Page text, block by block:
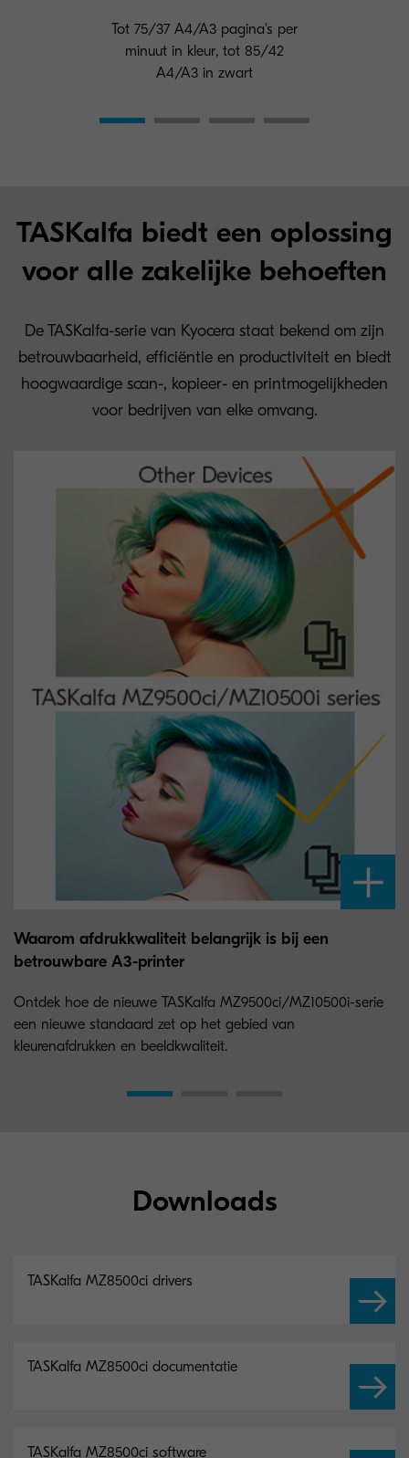
Tot 75/37 A4/A3 pagina's per
minuut in kleur, tot 85/42
A4/A3 in zwart
TASKalfa biedt een oplossing
voor alle zakelijke behoeften
De TASKalfa-serie van Kyocera staat bekend om zijn
betrouwbaarheid, efficiëntie en productiviteit en biedt
hoogwaardige scan-, kopieer- en printmogelijkheden
voor bedrijven van elke omvang.
Waarom afdrukkwaliteit belangrijk is bij een
betrouwbare A3-printer
Ontdek hoe de nieuwe TASKalfa MZ9500ci/MZ10500i-serie
een nieuwe standaard zet op het gebied van
kleurenafdrukken en beeldkwaliteit.
Downloads
TASKalfa MZ8500ci drivers
TASKalfa MZ8500ci documentatie
TASKalfa MZ8500ci software